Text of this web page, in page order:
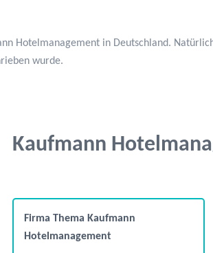
Hotelmanagement in Deutschland.
wurde.
Kaufmann
Firma Thema Kaufmann
Hotelmanagement